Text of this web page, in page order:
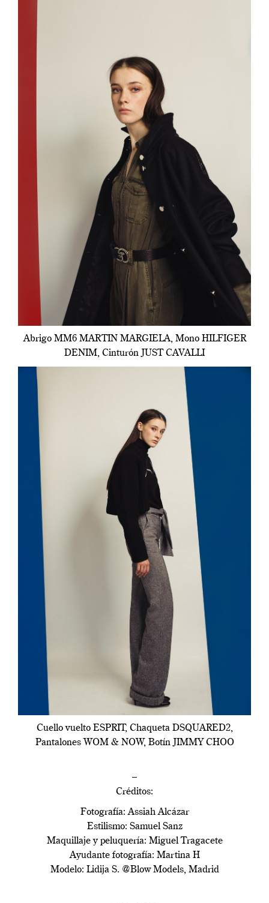
Abrigo MM6 MARTIN MARGIELA, Mono HILFIGER
DENIM, Cinturón JUST CAVALLI
Cuello vuelto ESPRIT, Chaqueta DSQUARED2,
Pantalones WOM & NOW, Botín JIMMY CHOO
–
Créditos:
Fotografía: Assiah Alcázar
Estilismo: Samuel Sanz
Maquillaje y peluquería: Miguel Tragacete
Ayudante fotografía: Martina H
Modelo: Lidija S. @Blow Models, Madrid